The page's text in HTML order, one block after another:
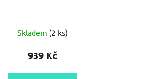
Skladem (2 ks)
939 Kč